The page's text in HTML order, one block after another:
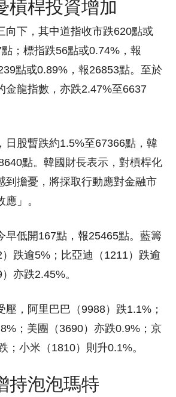
槓桿投資增加
向下，其中道指收市跌620點或
；標指跌56點或0.74%，報
點或0.89%，報26853點。至於
金龍指數，亦跌2.47%至6637
日股暫跌約1.5%至67366點，韓
點。韓國財長表示，對槓桿化
到擔憂，將採取行動應對金融市
」。
早低開167點，報25465點。藍籌
跌逾5%；比亞迪（1211）跌逾
亦跌2.45%。
壓，阿里巴巴（9988）跌1.1%；
；美團（3690）亦跌0.9%；京
；小米（1810）則升0.1%。
持泡泡瑪特